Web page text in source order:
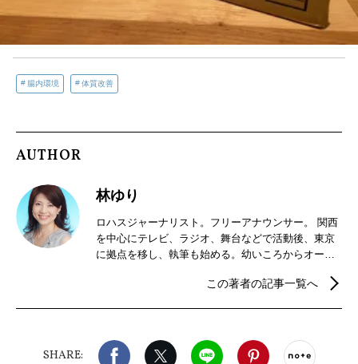
腸内環境 体質改善
AUTHOR
林ゆり
ロハスジャーナリスト。フリーアナウンサー。 関西
を中心にテレビ、ラジオ、舞台などで活動後、東京
に拠点を移し、執筆も始める。幼いころからオーガ
ァッション、コスメ、食べ物など、地球にやさし
この著者の記事一覧へ
SHARE:
Facebook X（旧twitter）
LINE Pinterest